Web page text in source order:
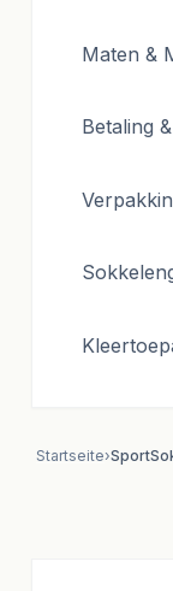
Maten &
Betaling
Startseite›